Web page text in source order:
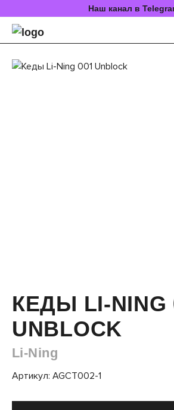
Наш канал в
КЕДЫ LI-NING
UNBLOCK
Li-Ning
Артикул: AGCT002-1